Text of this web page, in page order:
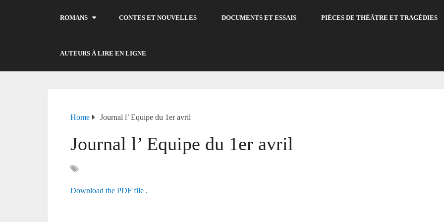
ROMANS CONTES ET NOUVELLES DOCUMENTS ET ESSAIS PIÈCES DE THÉÂTRE ET TRAGÉDIES
AUTEURS À LIRE EN LIGNE
Home Journal l’ Equipe du 1er avril
Journal l’ Equipe du 1er avril
Download the PDF file .